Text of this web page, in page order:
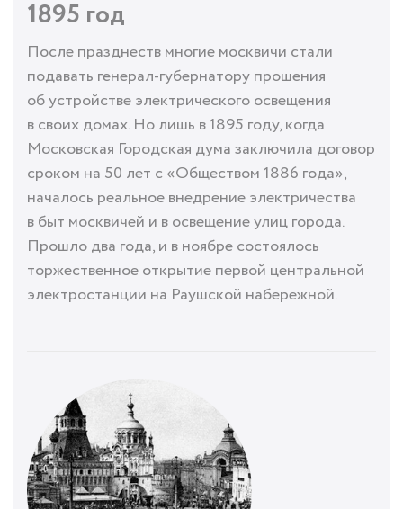
1895 год
После празднеств многие москвичи стали
подавать генерал-губернаторупрошения
об устройстве электрического освещения
в своих домах. Но лишь в 1895 году, когда
Московская Городская дума заключила договор
сроком на 50 лет с «Обществом 1886 года»,
началось реальное внедрение электричества
в быт москвичей и в освещение улиц города.
Прошло два года, и в ноябре состоялось
торжественное открытие первой центральной
электростанции на Раушской набережной.